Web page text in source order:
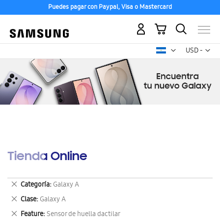
Puedes pagar con Paypal, Visa o Mastercard
USD -
dólar
Mi carrito
Tienda Online
Categoría Galaxy A
Eliminar
este
artículo
Clase Galaxy A
Eliminar
este
Feature Sensor de huella dactilar
Eliminar